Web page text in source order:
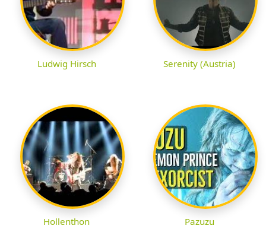
Ludwig Hirsch Serenity (Austria)
Hollenthon Pazuzu